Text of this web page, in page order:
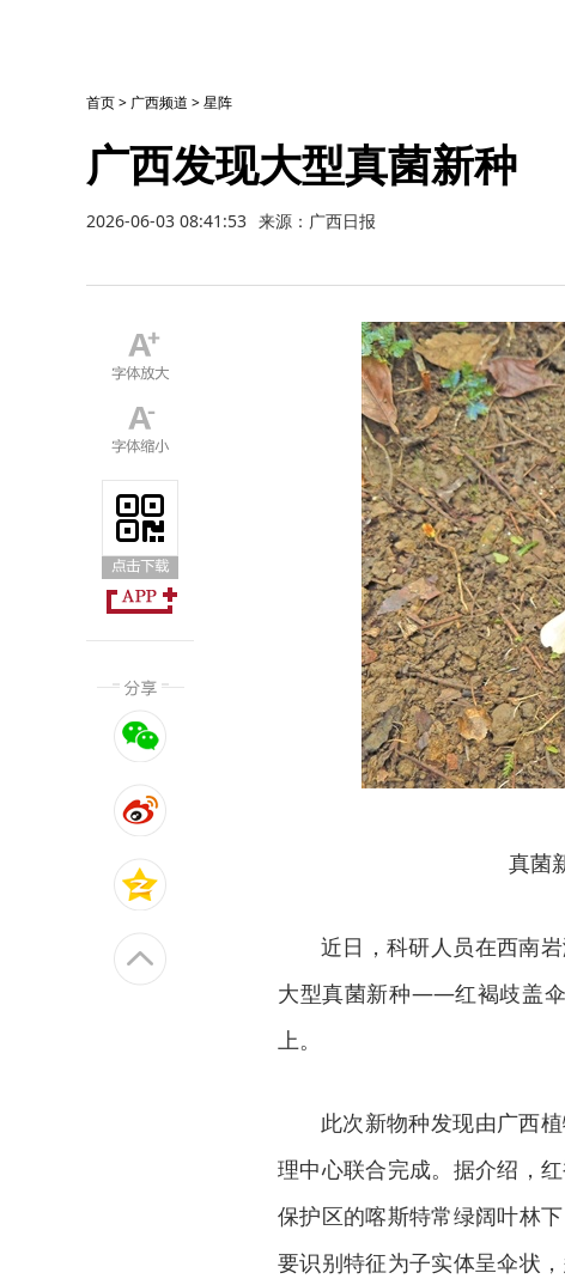
首页> 广西频道 >星阵
广西发现大型真菌新种
2026-06-03 08:41:53 来源：广西日报
真菌
近日，科研人员在西南
大型真菌新种——红褐歧盖
上。
此次新物种发现由广西
理中心联合完成。据介绍，
保护区的喀斯特常绿阔叶林
要识别特征为子实体呈伞状